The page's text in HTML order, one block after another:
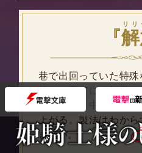
『
リリ
巷で出回っていた特
持ち、果てには幻覚
うになる。中毒者の
上がる。製法はわか
きない。